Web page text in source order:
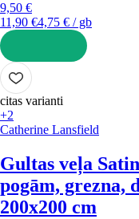
9,50 €
11,90 €4,75 € / gb
LIKT GROZĀ
citas varianti
+2
Catherine Lansfield
Gultas veļa
pogām, grezna,
200x200 cm